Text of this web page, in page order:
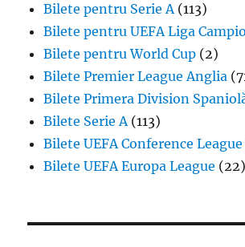
Bilete pentru Serie A(113)
Bilete pentru UEFA Liga
Bilete pentru World Cup (2)
Bilete Premier League Anglia
Bilete Primera Division
Bilete Serie A(113)
Bilete UEFA Conference League
Bilete UEFA Europa League (22)